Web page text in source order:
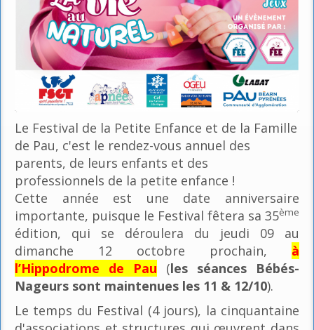
Le Festival de la Petite Enfance et de la Famille
de Pau, c'est le rendez-vous annuel des
parents, de leurs enfants et des
professionnels de la petite enfance !
Cette année est une date anniversaire
importante, puisque le Festival fêtera sa 35ème
édition, qui se déroulera du jeudi 09 au
dimanche 12 octobre prochain, à
l’Hippodrome de Pau (les séances Bébés-
Nageurs sont maintenues les 11 & 12/10).
Le temps du Festival (4 jours), la cinquantaine